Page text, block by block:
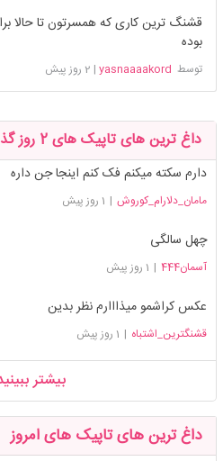
قشنگ ترین کاری که همسرتون تا حالا
بوده
توسط yasnaaaakord
| 2 روز پیش
داغ ترین های تاپیک های 2 روز گذشته
دارم سکته میکنم فک کنم اینجا جن داره
مامان_دلارام_کوروش | 1 روز پیش
چهل سالگی
آسمان444 | 1 روز پیش
عکس کراشمو میذااارم نظر بدین
قشنگترین_اشتباه | 1 روز پیش
بیشتر
داغ ترین های تاپیک های امروز